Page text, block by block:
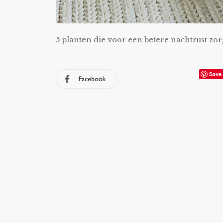
5 planten die voor een betere nachtrust
Save